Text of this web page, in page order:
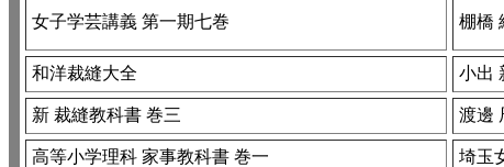
女子学芸講義 第一期七巻 棚橋
和洋裁縫大全 小出
新 裁縫教科書 巻三 渡邊
高等小学理科 家事教科書 巻一 埼玉